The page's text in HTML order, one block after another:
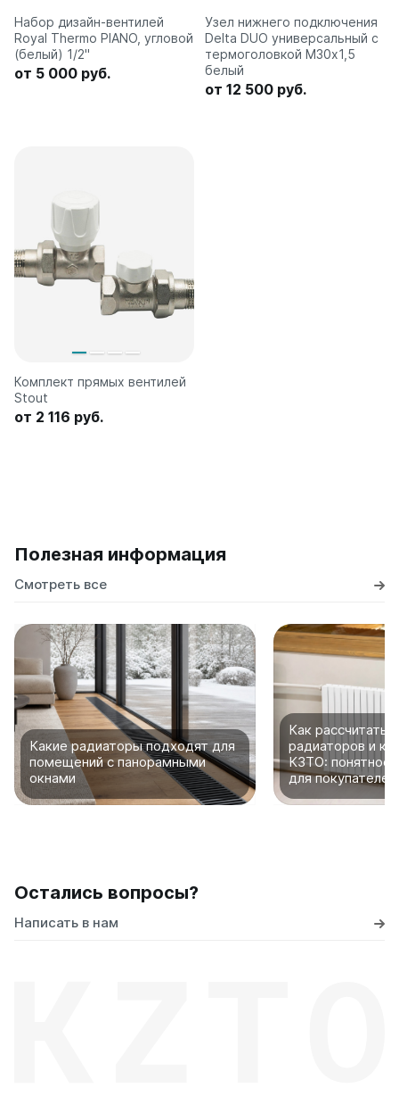
Набор дизайн-вентилей
Royal Thermo PIANO, угловой
(белый) 1/2"
от 5 000 руб.
Узел нижнего подключения
Delta DUO универсальный с
термоголовкой М30х1,5
белый
от 12 500 руб.
Комплект прямых вентилей
Stout
от 2 116 руб.
Полезная информация
Смотреть все
Какие радиаторы подходят для
помещений с панорамными
окнами
Как рассчитать
радиаторов и
КЗТО: понятное
для покупателей
Остались вопросы?
Написать в нам